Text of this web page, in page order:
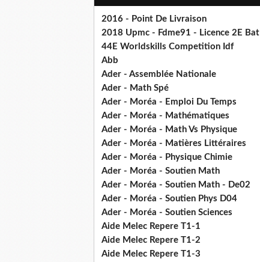
2016 - Point De Livraison
2018 Upmc - Fdme91 - Licence 2E Bat
44E Worldskills Competition Idf
Abb
Ader - Assemblée Nationale
Ader - Math Spé
Ader - Moréa - Emploi Du Temps
Ader - Moréa - Mathématiques
Ader - Moréa - Math Vs Physique
Ader - Moréa - Matières Littéraires
Ader - Moréa - Physique Chimie
Ader - Moréa - Soutien Math
Ader - Moréa - Soutien Math - De02
Ader - Moréa - Soutien Phys D04
Ader - Moréa - Soutien Sciences
Aide Melec Repere T1-1
Aide Melec Repere T1-2
Aide Melec Repere T1-3